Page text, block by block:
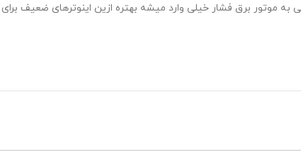
موتور برق فشار خیلی وارد میشه بهتره ازین اینوترهای ضعیف برای